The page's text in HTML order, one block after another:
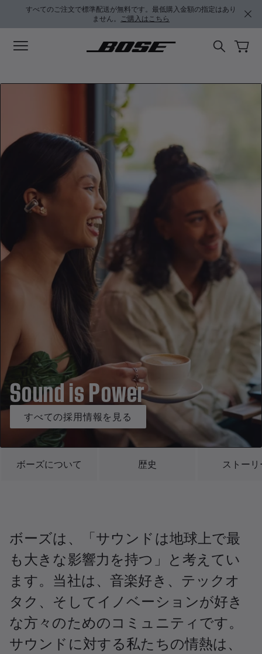
メインコンテンツに移動
フッターコンテンツに移動
アクセシビリティ声明に移動する
すべてのご注文で標準配送が無料です。最低購入金額の指定はあり
ません。 ご購入はこちら
Sound is Power
すべての採用情報を見る
ボーズについて 歴史 ストーリ
ボーズは、「サウンドは地球上で最
も大きな影響力を持つ」と考えてい
ます。当社は、音楽好き、テックオ
タク、そしてイノベーションが好き
な方々のためのコミュニティです。
サウンドに対する私たちの情熱は、